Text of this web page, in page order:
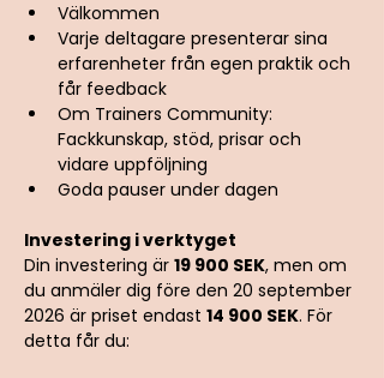
Välkommen
Varje deltagare presenterar sina
erfarenheter från egen praktik och
får feedback
Om Trainers Community:
Fackkunskap, stöd, prisar och
vidare uppföljning
Goda pauser under dagen
Investering i verktyget
Din investering är 19 900 SEK, men om
du anmäler dig före den 20 september
2026 är priset endast 14 900 SEK. För
detta får du: